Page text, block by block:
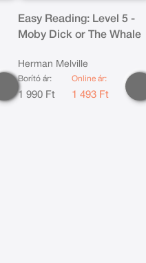
Easy Reading: Level 5 -
Moby Dick or The Whale
Herman Melville
Borító ár:
1 990 Ft
Online ár:
1 493 Ft